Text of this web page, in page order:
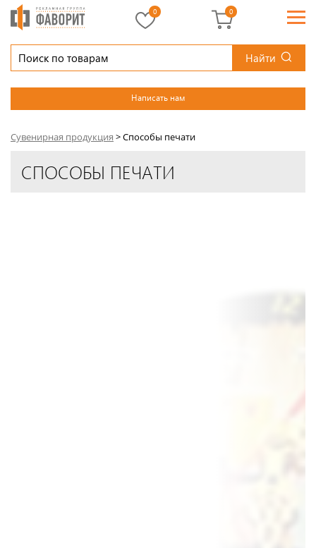
Найти
Написать нам
0 0
Сувенирная продукция >Способы печати
СПОСОБЫ ПЕЧАТИ